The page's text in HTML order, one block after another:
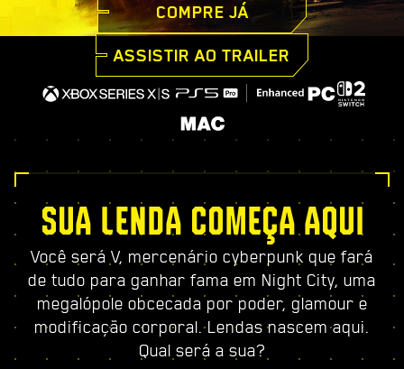
COMPRE JÁ
ASSISTIR AO TRAILER
SUA LENDA COMEÇA AQUI
Você será V, mercenário cyberpunk que fará
de tudo para ganhar fama em Night City, uma
megalópole obcecada por poder, glamour e
modificação corporal. Lendas nascem aqui.
Qual será a sua?